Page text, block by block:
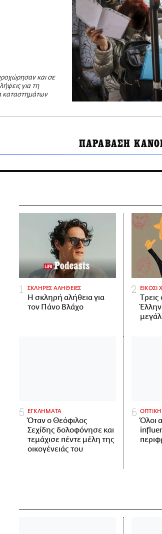
και σε
για τη
καταστημάτων
ΠΑΡΑΒΑΣΗ
ΣΚΛΗΡΕΣ ΑΛΗΘΕΙΕΣ
H σκληρή αλήθεια για
τον Πάνο Βλάχο
ΕΙΚΟΣΙ
Tρεις
ΕΓΚΛΗΜΑΤΑ
Όταν ο Θεόφιλος
Σεχίδης δολοφόνησε και
τεμάχισε πέντε μέλη της
οικογένειάς του
Όλοι